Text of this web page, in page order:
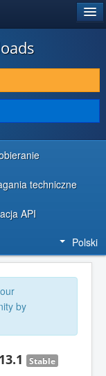
techniczne
API
Polski
by
Stable